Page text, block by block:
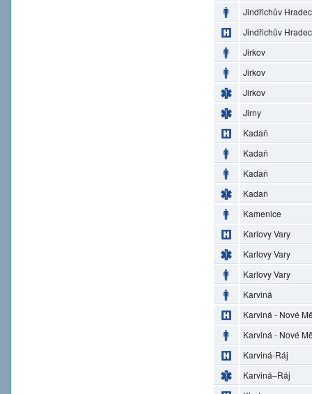
Jindřichův Hradec
Jindřichův Hradec
Jirkov
Jirkov
Jirkov
Jirny
Kadaň
Kadaň
Kadaň
Kadaň
Kamenice
Karlovy Vary
Karlovy Vary
Karlovy Vary
Karviná
Karviná - Nové
Karviná - Nové
Karviná-Ráj
Karviná–Ráj